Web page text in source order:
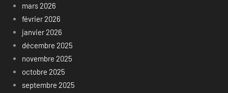
mars 2026
février 2026
janvier 2026
décembre 2025
novembre 2025
octobre 2025
septembre 2025